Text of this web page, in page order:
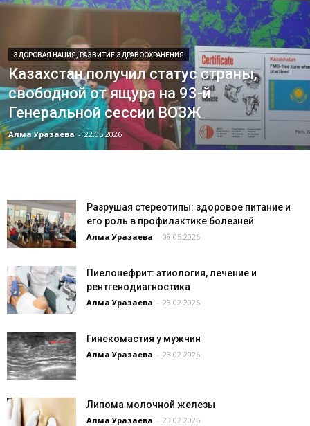
ЗДОРОВАЯ НАЦИЯ, РАЗВИТИЕ ЗДРАВООХРАНЕНИЯ
Казахстан получил статус страны,
свободной от ящура на 93-й
Генеральной сессии ВОЗЖ
Алма Уразаева - 22.05.2026
Разрушая стереотипы: здоровое питание и
его роль в профилактике болезней
Алма Уразаева - 08.05.2026
Пиелонефрит: этиология, лечение и
рентгенодиагностика
Алма Уразаева - 23.02.2026
Гинекомастия у мужчин
Алма Уразаева - 23.02.2026
Липома молочной железы
Алма Уразаева - 23.02.2026